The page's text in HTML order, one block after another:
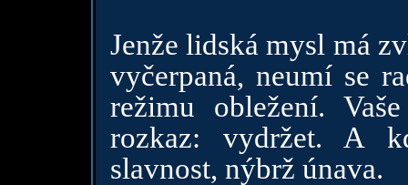
Jenže lidská mysl má
vyčerpaná, neumí se
režimu obležení.
rozkaz: vydržet. A
slavnost, nýbrž únava.